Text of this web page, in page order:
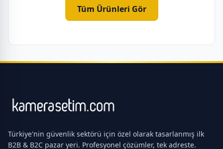
Tüm Ürünleri Gör
Türkiye'nin güvenlik sektörü için özel olarak tasarlanmış ilk
B2B & B2C pazar yeri. Profesyonel çözümler, tek adreste.